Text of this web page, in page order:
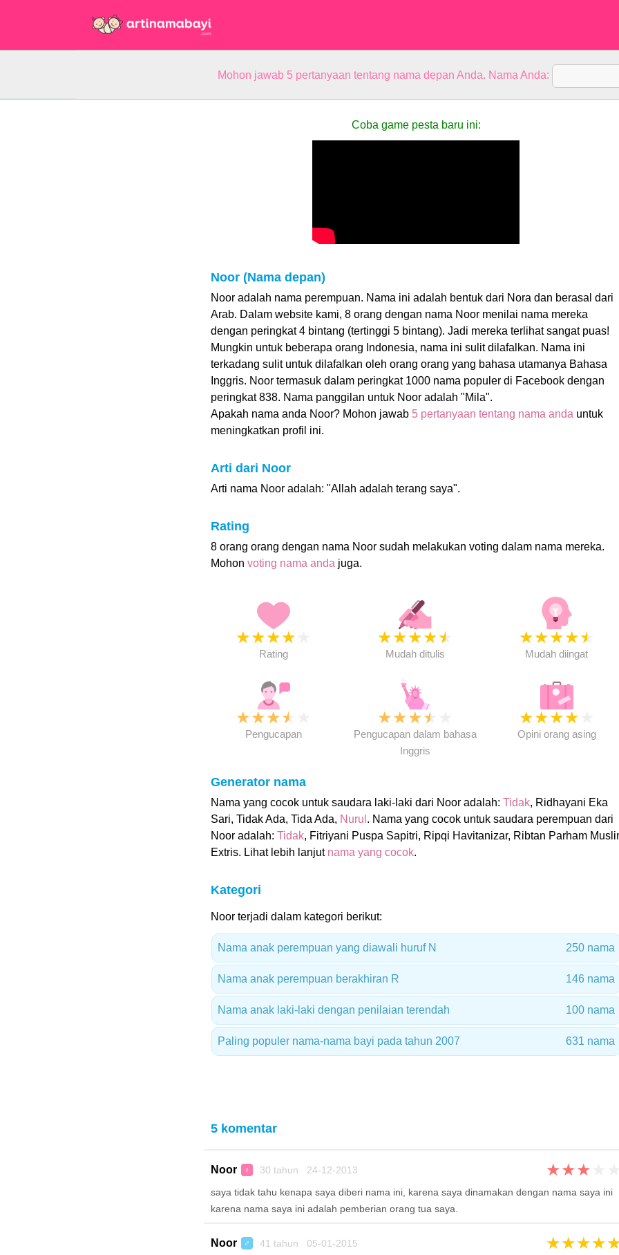
Mohon jawab 5 pertanyaan tentang nama depan Anda. Nama Anda:
Coba game pesta baru ini:
Noor (Nama depan)
Noor adalah nama perempuan. Nama ini adalah bentuk dari Nora dan berasal dari
Arab. Dalam website kami, 8 orang dengan nama Noor menilai nama mereka
dengan peringkat 4 bintang (tertinggi 5 bintang). Jadi mereka terlihat sangat puas!
Mungkin untuk beberapa orang Indonesia, nama ini sulit dilafalkan. Nama ini
terkadang sulit untuk dilafalkan oleh orang orang yang bahasa utamanya Bahasa
Inggris. Noor termasuk dalam peringkat 1000 nama populer di Facebook dengan
peringkat 838. Nama panggilan untuk Noor adalah "Mila".
Apakah nama anda Noor? Mohon jawab 5 pertanyaan tentang nama anda untuk
meningkatkan profil ini.
Arti dari Noor
Arti nama Noor adalah: "Allah adalah terang saya".
Rating
8 orang orang dengan nama Noor sudah melakukan voting dalam nama mereka.
Mohon voting nama anda juga.
★★★★
Rating
★★★★★
Mudah ditulis
★★★★★
Mudah diingat
★★★★
Pengucapan
★★★★
Pengucapan dalam bahasa
Inggris
★★★★
Opini orang asing
Generator nama
Nama yang cocok untuk saudara laki-laki dari Noor adalah: Tidak, Ridhayani Eka
Sari, Tidak Ada, Tida Ada, Nurul . Nama yang cocok untuk saudara perempuan dari
Noor adalah: Tidak, Fitriyani Puspa Sapitri, Ripqi Havitanizar, Ribtan Parham
Extris. Lihat lebih lanjut nama yang cocok.
Kategori
Noor terjadi dalam kategori berikut:
Nama anak perempuan yang diawali huruf N 250 nama
Nama anak perempuan berakhiran R 146 nama
Nama anak laki-laki dengan penilaian terendah 100 nama
Paling populer nama-nama bayi pada tahun 2007 631 nama
5 komentar
Noor ♀ 30 tahun 24-12-2013 ★★★
saya tidak tahu kenapa saya diberi nama ini, karena saya dinamakan dengan nama saya ini
karena nama saya ini adalah pemberian orang tua saya.
Noor ♂ 41 tahun 05-01-2015 ★★★★